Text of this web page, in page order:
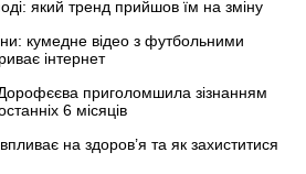
який тренд прийшов їм на зміну
кумедне відео з футбольними
інтернет
приголомшила зізнанням
6 місяців
на здоров’я та як захиститися